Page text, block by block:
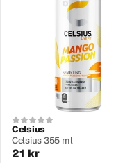
Celsius
Celsius 355 ml
21 kr